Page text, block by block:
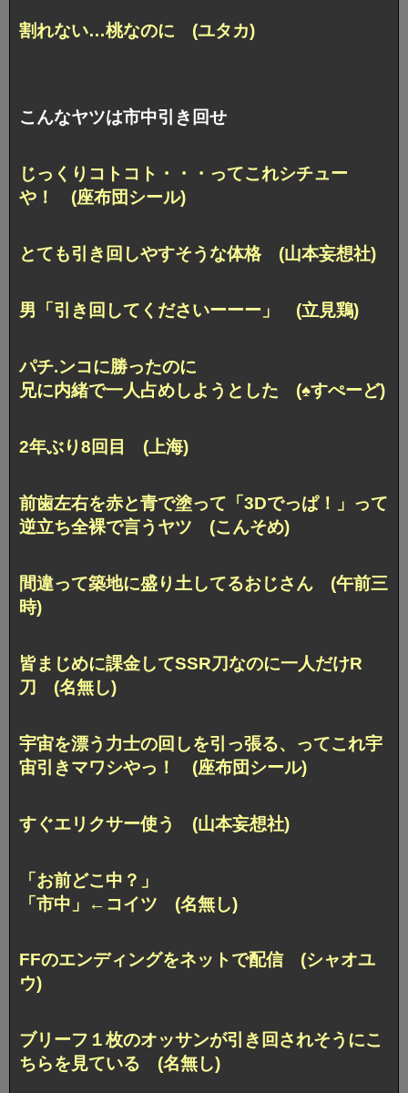
割れない…桃なのに (ユタカ)
こんなヤツは市中引き回せ
じっくりコトコト・・・ ってこれシチュー
や！ (座布団シール)
とても引き回しやすそうな体格 (山本妄想社)
男「引き回してくださいーーー」 (立見鶏)
パチ.ンコに勝ったのに
兄に内緒で一人占めしようとした (♠すぺーど)
2年ぶり8回目 (上海)
前歯左右を赤と青で塗って 「3Dでっぱ！」って
逆立ち全裸で言うヤツ (こんそめ)
間違って築地に盛り土してるおじさん (午前三
時)
皆まじめに課金してSSR刀なのに一人だけR
刀 (名無し)
宇宙を漂う力士の回しを引っ張る、 ってこれ宇
宙引きマワシやっ！ (座布団シール)
すぐエリクサー使う (山本妄想社)
「お前どこ中？」
「市中」←コイツ (名無し)
FFのエンディングをネットで配信 (シャオユ
ウ)
ブリーフ１枚のオッサンが引き回されそうにこ
ちらを見ている (名無し)